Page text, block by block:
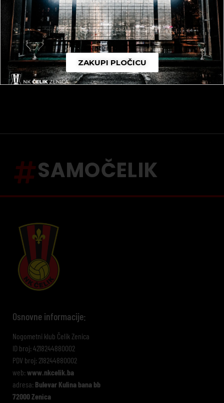
SAMOČELIK
Osnovne informacije:
Nogometni klub Čelik Zenica
ID broj: 4218244880002
PDV broj: 218244880002
web: www.nkcelik.ba
adresa: Bulevar Kulina bana bb
72000 Zenica
ZAKUPI PLOČICU